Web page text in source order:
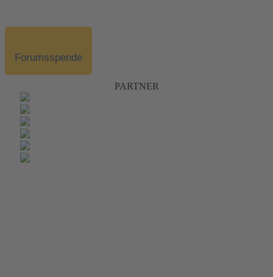
Forumsspende
PARTNER